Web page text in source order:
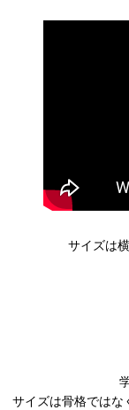
サイズは
サイズは骨格ではな